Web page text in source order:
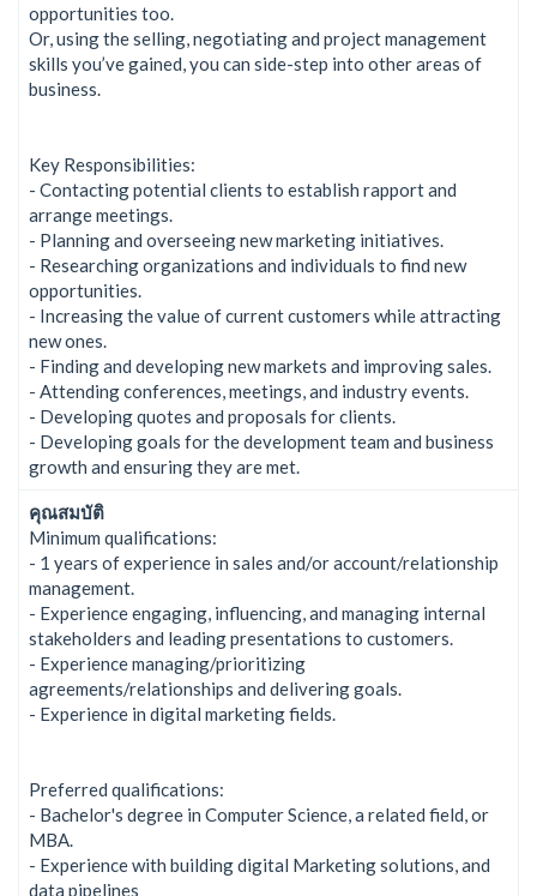
opportunities too.
Or, using the selling, negotiating and project management
skills you’ve gained, you can side-step into other areas of
business.
Key Responsibilities:
- Contacting potential clients to establish rapport and
arrange meetings.
- Planning and overseeing new marketing initiatives.
- Researching organizations and individuals to find new
opportunities.
- Increasing the value of current customers while attracting
new ones.
- Finding and developing new markets and improving sales.
- Attending conferences, meetings, and industry events.
- Developing quotes and proposals for clients.
- Developing goals for the development team and business
growth and ensuring they are met.
คุณสมบัติ
Minimum qualifications:
- 1 years of experience in sales and/or account/relationship
management.
- Experience engaging, influencing, and managing internal
stakeholders and leading presentations to customers.
- Experience managing/prioritizing
agreements/relationships and delivering goals.
- Experience in digital marketing fields.
Preferred qualifications:
- Bachelor's degree in Computer Science, a related field, or
MBA.
- Experience with building digital Marketing solutions, and
data pipelines